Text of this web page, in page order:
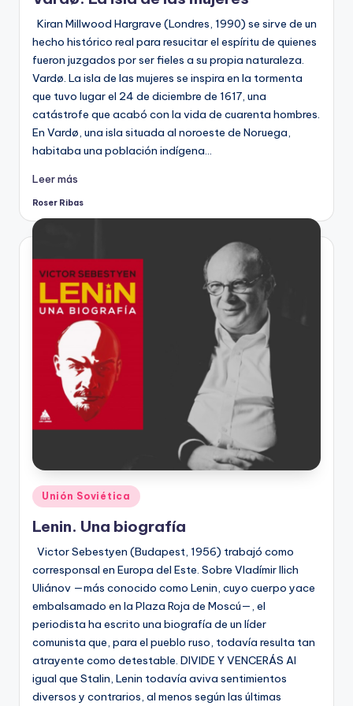
Kiran Millwood Hargrave (Londres, 1990) se sirve de un
hecho histórico real para resucitar el espíritu de quienes
fueron juzgados por ser fieles a su propia naturaleza.
Vardø. La isla de las mujeres se inspira en la tormenta
que tuvo lugar el 24 de diciembre de 1617, una
catástrofe que acabó con la vida de cuarenta hombres.
En Vardø, una isla situada al noroeste de Noruega,
habitaba una población indígena…
Leer más
Publicado
Roser Ribas
Publicado
en
Unión Soviética
Lenin. Una biografía
Victor Sebestyen (Budapest, 1956) trabajó como
corresponsal en Europa del Este. Sobre Vladímir Ilich
Uliánov —más conocido como Lenin, cuyo cuerpo yace
embalsamado en la Plaza Roja de Moscú—, el
periodista ha escrito una biografía de un líder
comunista que, para el pueblo ruso, todavía resulta tan
atrayente como detestable. DIVIDE Y VENCERÁS Al
igual que Stalin, Lenin todavía aviva sentimientos
diversos y contrarios, al menos según las últimas